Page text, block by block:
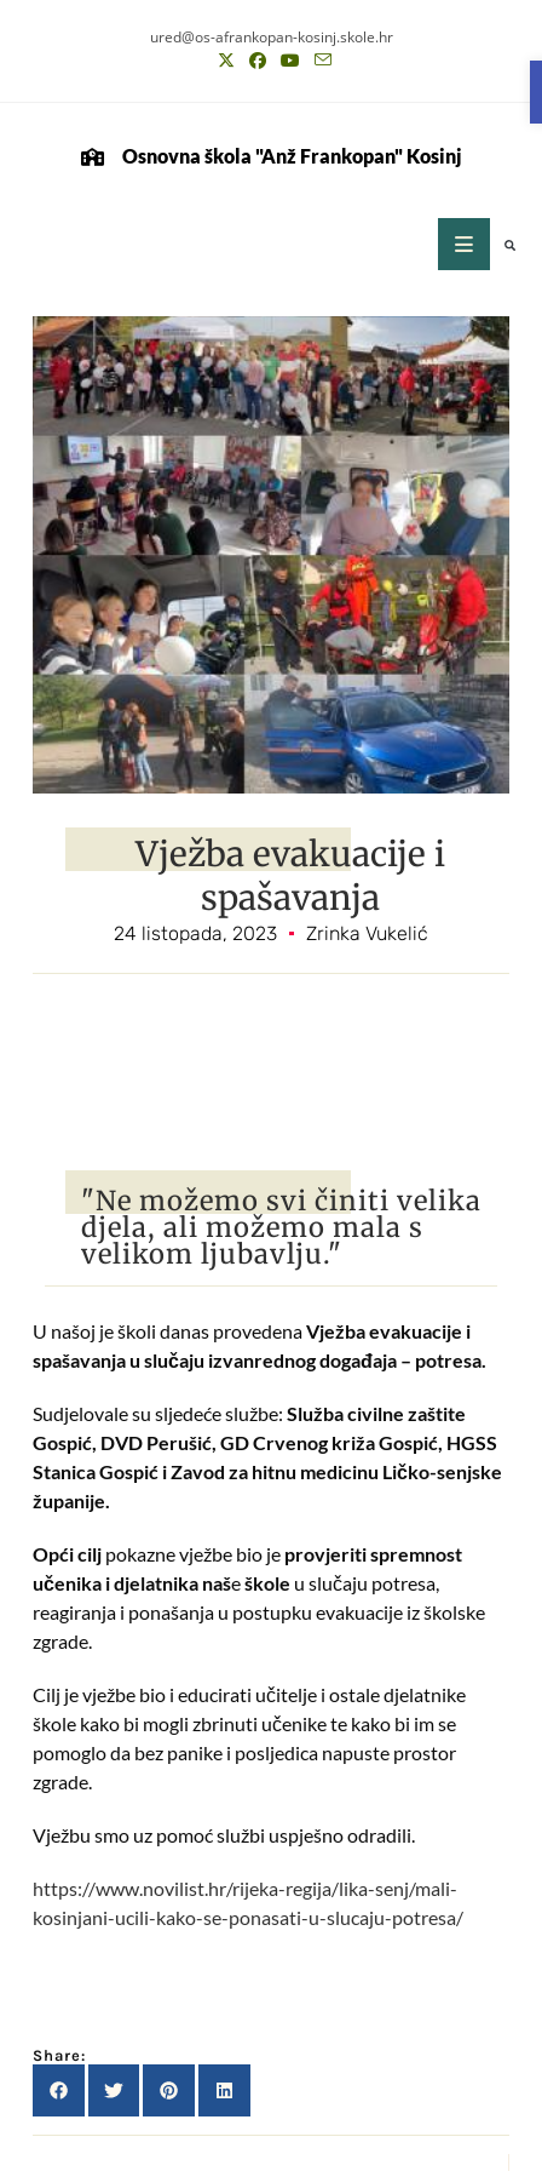
ured@os-afrankopan-kosinj.skole.hr
Osnovna škola "Anž Frankopan" Kosinj
Vježba evakuacije i
spašavanja
24 listopada, 2023 Zrinka Vukelić
"Ne možemo svi činiti velika
djela, ali možemo mala s
velikom ljubavlju."
U našoj je školi danas provedenaVježba evakuacije i
spašavanja u slučaju izvanrednog događaja – potresa.
Sudjelovale su sljedeće službe: Služba civilne zaštite
Gospić, DVD Perušić, GD Crvenog križa Gospić, HGSS
Stanica Gospić i Zavod za hitnu medicinu Ličko-senjske
županije.
Opći ciljpokazne vježbe bio je provjeriti spremnost
učenika i djelatnika našeškole u slučaju potresa,
reagiranja i ponašanja u postupku evakuacije iz školske
zgrade.
Cilj je vježbe bio i educirati učitelje i ostale djelatnike
škole kako bi mogli zbrinuti učenike te kako bi im se
pomoglo da bez panike i posljedica napuste prostor
zgrade.
Vježbu smo uz pomoć službi uspješno odradili.
https://www.novilist.hr/rijeka-regija/lika-senj/mali-
kosinjani-ucili-kako-se-ponasati-u-slucaju-potresa/
Share: